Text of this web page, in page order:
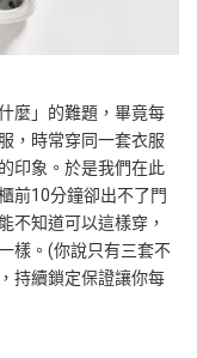
麼」的難題，畢竟每
，時常穿同一套衣服
印象。於是我們在此
前10分鐘卻出不了門
不知道可以這樣穿，
樣。(你說只有三套不
持續鎖定保證讓你每